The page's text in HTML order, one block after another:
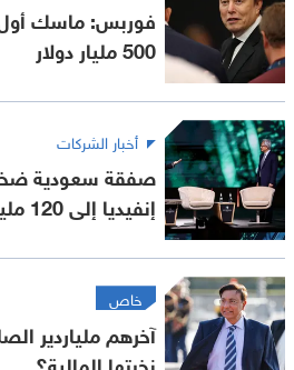
فوربس: ماسك
500 مليار دولار
أخبار الشركات
صفقة سعودية
إنفيديا إلى 120 مليار دولار
خاص
آخرهم ملياردير